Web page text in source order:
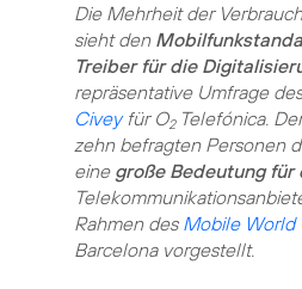
Die Mehrheit der
sieht den
Treiber für die
repräsentative Umfrage
Civeyfür O2Telefónica.
zehn befragten Personen
eine große Bedeutung
Rahmen des Mobile World
Barcelona vorgestellt.